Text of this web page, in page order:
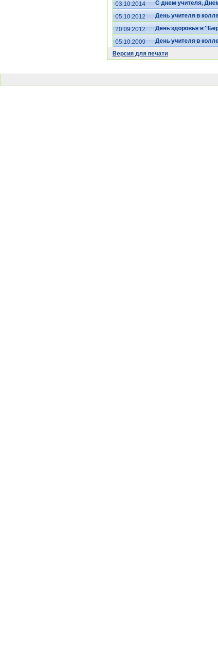
03.10.2014
С днем учителя,
05.10.2012
День учителя в
20.09.2012
День здоровья в
05.10.2009
День учителя в
Версия для печати